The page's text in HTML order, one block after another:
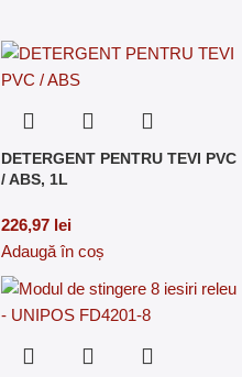
DETERGENT PENTRU TEVI PVC
/ ABS, 1L
226,97 lei
Adaugă în coș